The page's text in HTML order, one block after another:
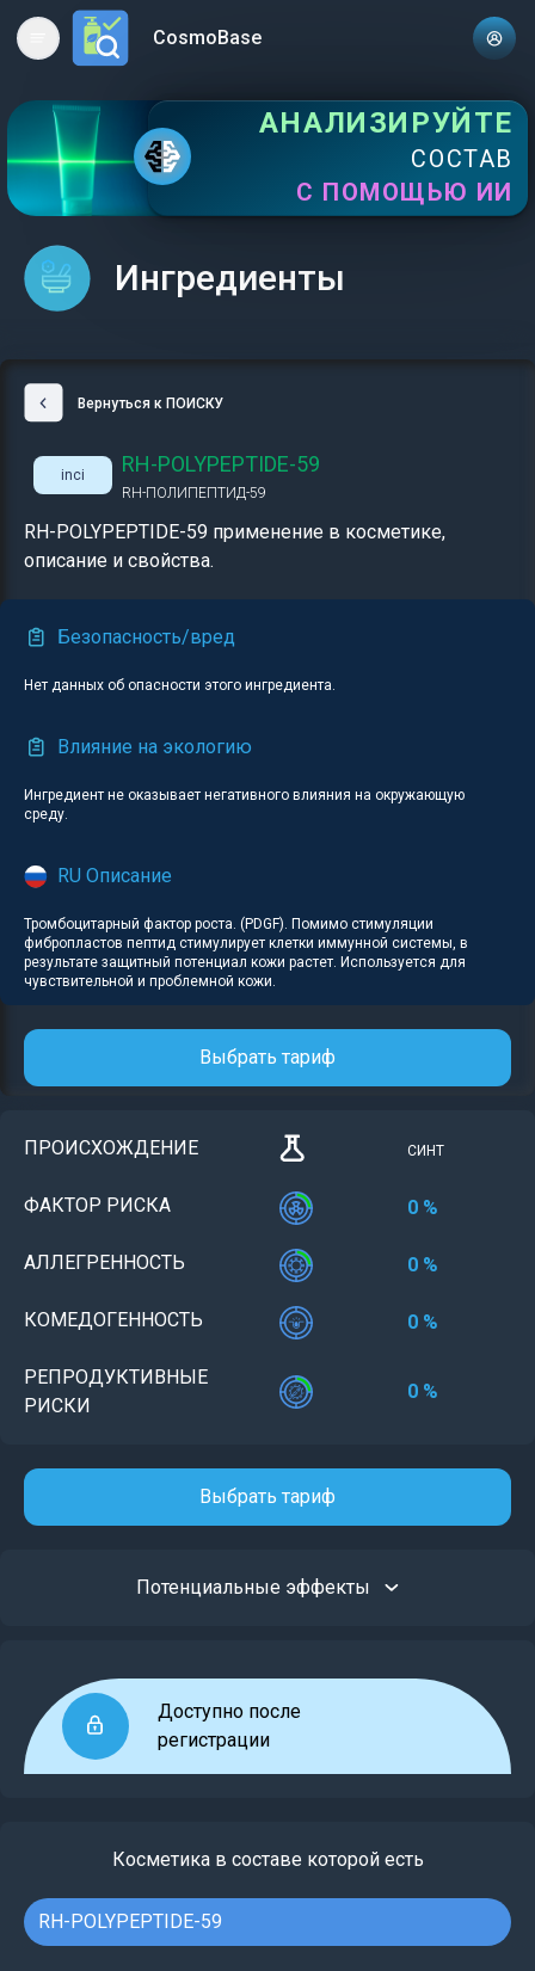
Open main menuCosmoBase
АНАЛИЗИРУЙТЕ
СОСТАВ
С ПОМОЩЬЮ ИИ
Ингредиенты
Вернуться к ПОИСКУ
inci RH-POLYPEPTIDE-59
RH-ПОЛИПЕПТИД-59
RH-POLYPEPTIDE-59 применение в косметике,
описание и свойства.
Безопасность/вред
Нет данных об опасности этого ингредиента.
Влияние на экологию
Ингредиент не оказывает негативного влияния на окружающую
среду.
RU Описание
Тромбоцитарный фактор роста. (PDGF). Помимо стимуляции
фибропластов пептид стимулирует клетки иммунной системы, в
результате защитный потенциал кожи растет. Используется для
чувствительной и проблемной кожи.
Выбрать тариф
ПРОИСХОЖДЕНИЕ СИНТ
ФАКТОР РИСКА 0 %
АЛЛЕГРЕННОСТЬ 0 %
КОМЕДОГЕННОСТЬ 0 %
РЕПРОДУКТИВНЫЕ
РИСКИ
0 %
Выбрать тариф
Потенциальные эффекты
Доступно после
регистрации
Косметика в составе которой есть
RH-POLYPEPTIDE-59